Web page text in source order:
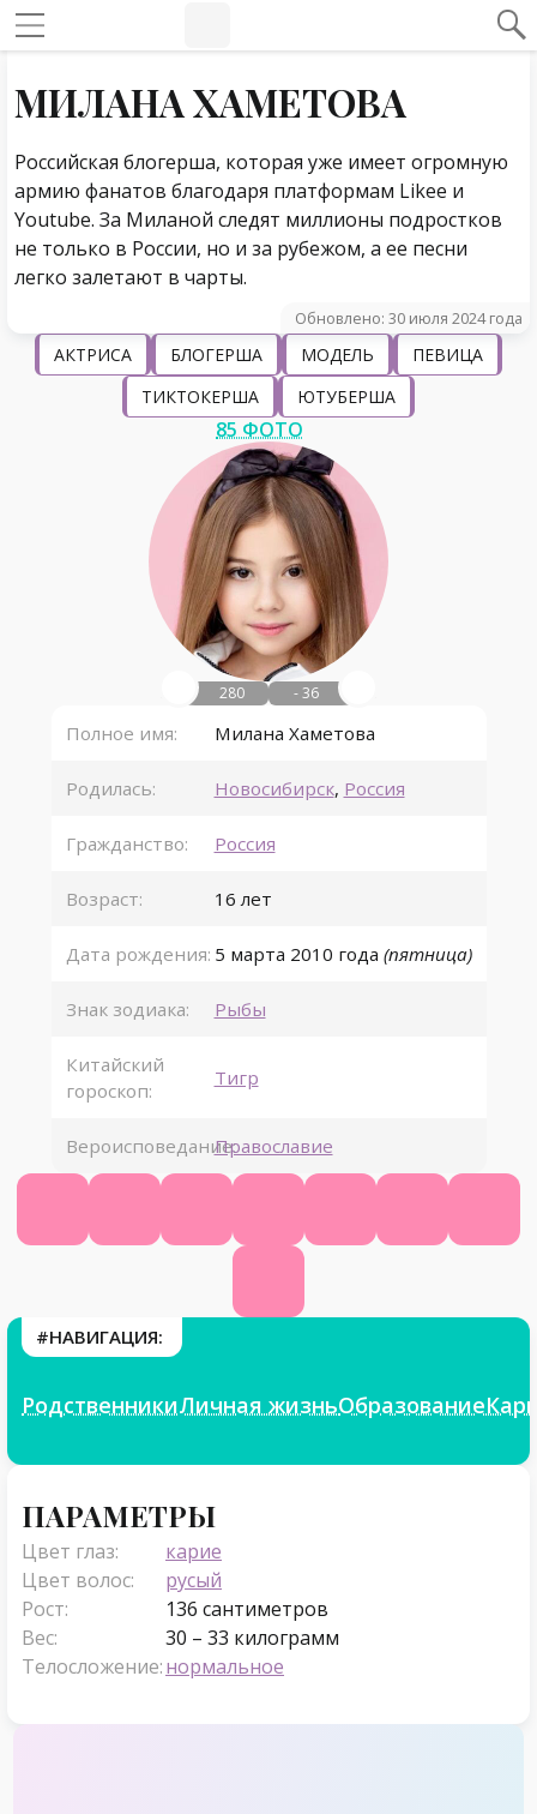
МИЛАНА ХАМЕТОВА
Российская блогерша, которая уже имеет огромную
армию фанатов благодаря платформам Likee и
Youtube. За Миланой следят миллионы подростков
не только в России, но и за рубежом, а ее песни
легко залетают в чарты.
Обновлено: 30 июля 2024 года
АКТРИСА БЛОГЕРША МОДЕЛЬ
ПЕВИЦА
ТИКТОКЕРША
ЮТУБЕРША
85 ФОТО
280 - 36
Полное имя: Милана Хаметова
Родилась: Новосибирск, Россия
Гражданство: Россия
Возраст: 16 лет
Дата рождения: 5 марта 2010 года (пятница)
Знак зодиака: Рыбы
Китайский
гороскоп:
Тигр
Вероисповедание:Православие
#НАВИГАЦИЯ:
РодственникиЛичная жизньОбразование
ПАРАМЕТРЫ
Цвет глаз:
карие
Цвет волос:
русый
Рост:
136 сантиметров
Вес:
30 – 33 килограмм
Телосложение:нормальное